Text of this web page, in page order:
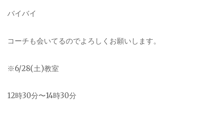
バイバイ
コーチも会いてるのでよろしくお願いします。
※6/28(土)教室
12時30分〜14時30分